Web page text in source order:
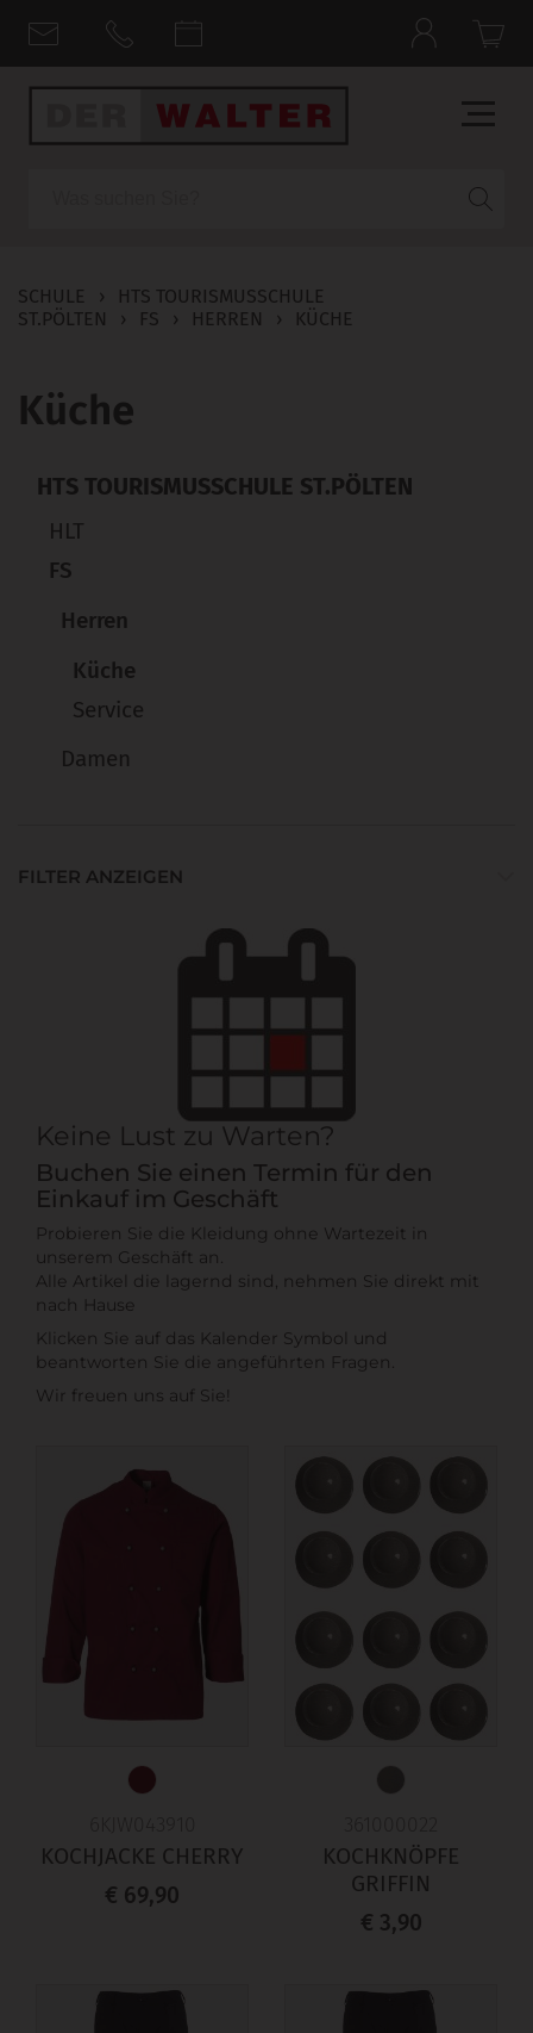
SCHULE ›
HTS TOURISMUSSCHULE
ST.PÖLTEN
› FS › HERREN › KÜCHE
Küche
HTS TOURISMUSSCHULE ST.PÖLTEN
HLT
FS
Herren
Küche
Service
Damen
FILTER ANZEIGEN
Keine Lust zu Warten?
Buchen Sie einen Termin für den
Einkauf im Geschäft
Probieren Sie die Kleidung ohne Wartezeit in
unserem Geschäft an.
Alle Artikel die lagernd sind, nehmen Sie direkt mit
nach Hause
Klicken Sie auf das Kalender Symbol und
beantworten Sie die angeführten Fragen.
Wir freuen uns auf Sie!
KOCHJACKE CHERRY
€ 69,90
KOCHKNÖPFE
GRIFFIN
€ 3,90